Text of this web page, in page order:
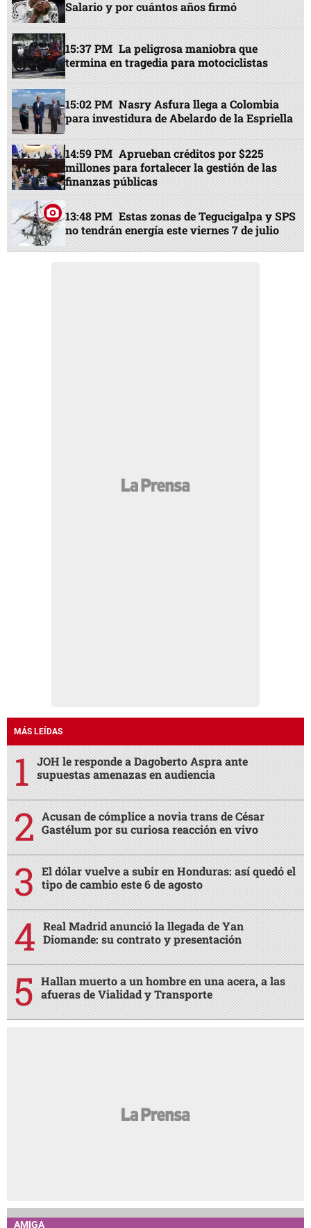
Salario y por cuántos años firmó
15:37 PM La peligrosa maniobra que
termina en tragedia para motociclistas
15:02 PM Nasry Asfura llega a Colombia
para investidura de Abelardo de la Espriella
14:59 PM Aprueban créditos por $225
millones para fortalecer la gestión de las
finanzas públicas
13:48 PM Estas zonas de Tegucigalpa y SPS
no tendrán energía este viernes 7 de julio
MÁS LEÍDAS
JOH le responde a Dagoberto Aspra ante
supuestas amenazas en audiencia
Acusan de cómplice a novia trans de César
Gastélum por su curiosa reacción en vivo
El dólar vuelve a subir en Honduras: así quedó el
tipo de cambio este 6 de agosto
Real Madrid anunció la llegada de Yan
Diomande: su contrato y presentación
Hallan muerto a un hombre en una acera, a las
afueras de Vialidad y Transporte
AMIGA